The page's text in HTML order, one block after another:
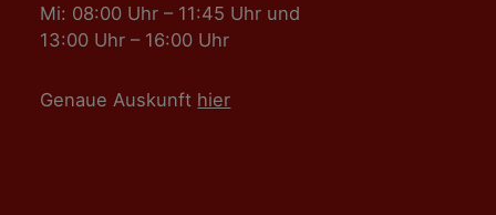
Mi: 08:00 Uhr – 11:45 Uhr und
13:00 Uhr – 16:00 Uhr
Genaue Auskunft hier